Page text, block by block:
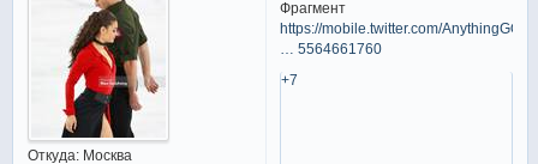
Откуда:Москва
Фрагмент
https://mobile.twitter.com/AnythingGOE/
… 5564661760
+7